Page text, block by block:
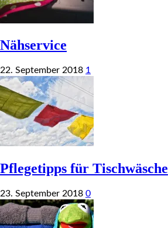
Nähservice
22. September 2018 1
Pflegetipps für Tischwäsche
23. September 2018 0